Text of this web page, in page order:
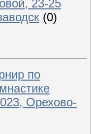
23-25
(0)
по
Орехово-